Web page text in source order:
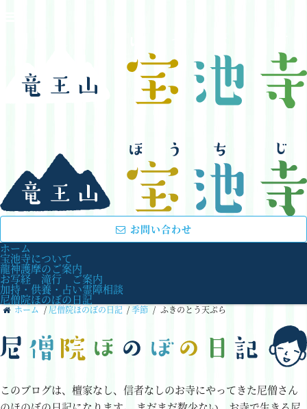
お問い合わせ
ホーム
宝池寺について
龍神護摩のご案内
お写経 滝行 ご案内
加持・供養・占い霊障相談
尼僧院ほのぼの日記
ホーム / 尼僧院ほのぼの日記 /季節 / ふきのとう天ぷら
このブログは、檀家なし、信者なしのお寺にやってきた尼僧さん